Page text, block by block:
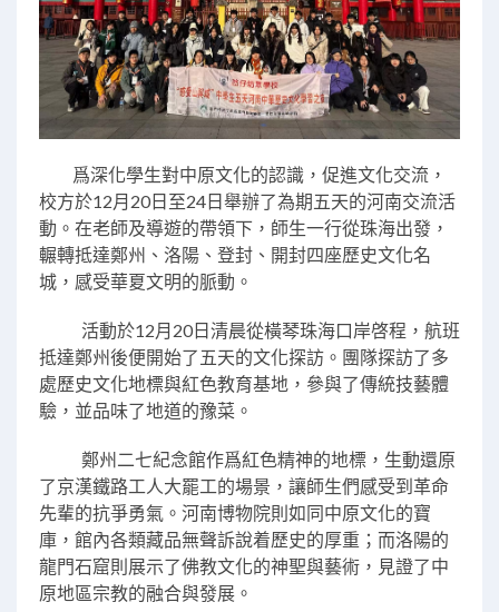
爲深化學生對中原文化的認識，促進文化交流，
校方於12月20日至24日舉辦了為期五天的河南交流活
動。在老師及導遊的帶領下，師生一行從珠海出發，
輾轉抵達鄭州、洛陽、登封、開封四座歷史文化名
城，感受華夏文明的脈動。
活動於12月20日清晨從橫琴珠海口岸啓程，航班
抵達鄭州後便開始了五天的文化探訪。團隊探訪了多
處歷史文化地標與紅色教育基地，參與了傳統技藝體
驗，並品味了地道的豫菜。
鄭州二七紀念館作爲紅色精神的地標，生動還原
了京漢鐵路工人大罷工的場景，讓師生們感受到革命
先輩的抗爭勇氣。河南博物院則如同中原文化的寶
庫，館內各類藏品無聲訴說着歷史的厚重；而洛陽的
龍門石窟則展示了佛教文化的神聖與藝術，見證了中
原地區宗教的融合與發展。